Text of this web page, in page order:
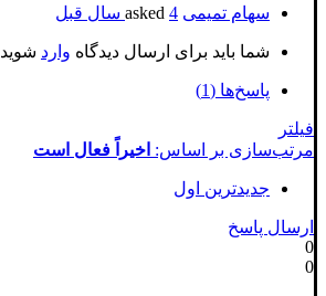
سهام تمیمی 4 سال قبل
شما باید برای ارسال دیدگاه وارد شوید
پاسخ‌ها (1)
فیلتر
مرتب‌سازی بر اساس: اخیراً فعال است
جدیدترین اول
ارسال پاسخ
0
0